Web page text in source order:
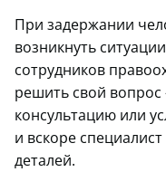
При задержании
возникнуть
сотрудников
решить свой вопрос
консультацию или
и вскоре
деталей.